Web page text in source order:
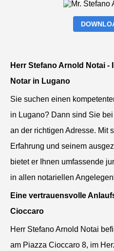
Herr Stefano Arnold Notai
Notar in Lugano
Sie suchen einen
in Lugano? Dann sind Sie
an der richtigen Adresse. Mit
Erfahrung und seinem
bietet er Ihnen umfassende
in allen notariellen
Eine vertrauensvolle
Cioccaro
Herr Stefano Arnold Notai
am Piazza Cioccaro 8, im